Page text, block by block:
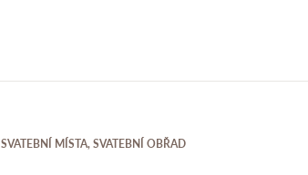
SVATEBNÍ MÍSTA,SVATEBNÍ OBŘAD